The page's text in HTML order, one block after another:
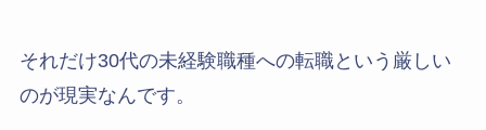
それだけ30代の未経験職種への転職という厳しい
のが現実なんです。